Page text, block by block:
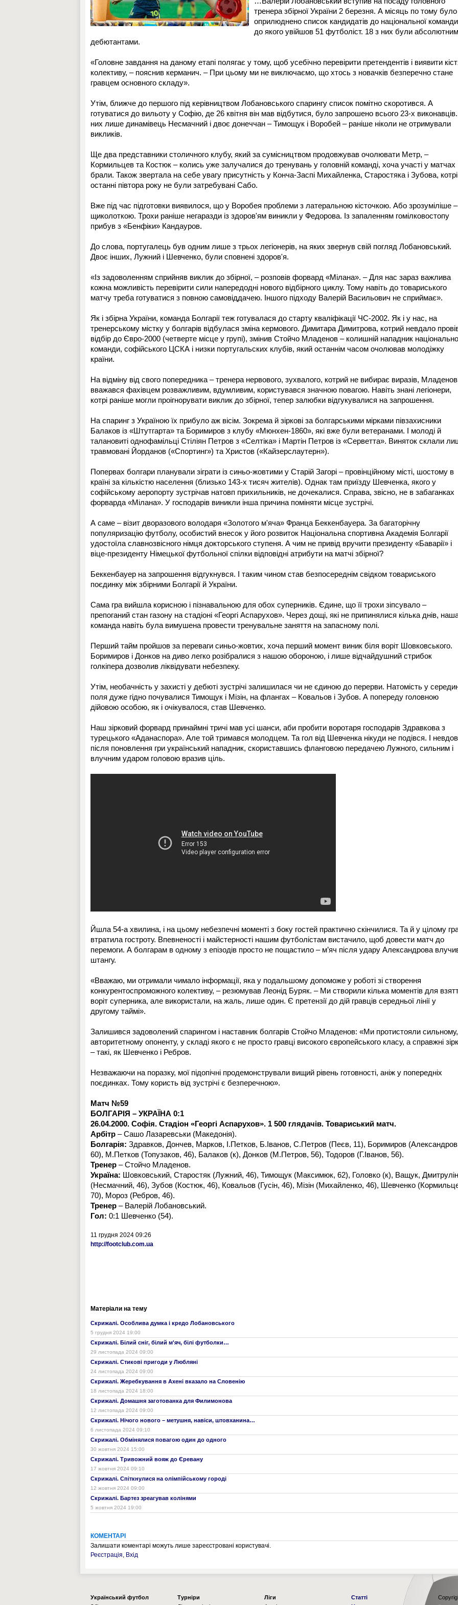
тренера збірної України 2 березня. А місяць по тому було
оприлюднено список кандидатів до національної
до якого увійшов 51 футболіст. 18 з них були
дебютантами.
«Головне завдання на даному етапі полягає у тому, щоб усебічно перевірити претендентів і виявити
колективу, – пояснив керманич. – При цьому ми не виключаємо, що хтось з новачків безперечно стане
гравцем основного складу».
Утім, ближче до першого під керівництвом Лобановського спарингу список помітно скоротився. А
готуватися до вильоту у Софію, де 26 квітня він мав відбутися, було запрошено всього 23-х
них лише динамівець Несмачний і двоє донеччан – Тимощук і Воробей – раніше ніколи не отримували
викликів.
Ще два представники столичного клубу, який за сумісництвом продовжував очолювати Метр, –
Кормильцев та Костюк – колись уже залучалися до тренувань у головній команді, хоча участі у матчах
брали. Також звертала на себе увагу присутність у Конча-Заспі Михайленка, Старостяка і Зубова,
останні півтора року не були затребувані Сабо.
Вже під час підготовки виявилося, що у Воробея проблеми з латеральною кісточкою. Або зрозуміліше –
щиколоткою. Трохи раніше негаразди із здоров'ям виникли у Федорова. Із запаленням гомілковостопу
прибув з «Бенфіки» Кандауров.
До слова, португалець був одним лише з трьох легіонерів, на яких звернув свій погляд Лобановський.
Двоє інших, Лужний і Шевченко, були сповнені здоров'я.
«Із задоволенням сприйняв виклик до збірної, – розповів форвард «Мілана». – Для нас зараз важлива
кожна можливість перевірити сили напередодні нового відбірного циклу. Тому навіть до товариського
матчу треба готуватися з повною самовіддачею. Іншого підходу Валерій Васильович не сприймає».
Як і збірна України, команда Болгарії теж готувалася до старту кваліфікації ЧС-2002. Як і у нас, на
тренерському містку у болгарів відбулася зміна кермового. Димитара Димитрова, котрий невдало
відбір до Євро-2000 (четверте місце у групі), змінив Стойчо Младенов – колишній нападник
команди, софійського ЦСКА і низки португальских клубів, який останнім часом очолював молодіжку
країни.
На відміну від свого попередника – тренера нервового, зухвалого, котрий не вибирає виразів, Младенов
вважався фахівцем розважливим, вдумливим, користувався значною повагою. Навіть знані легіонери,
котрі раніше могли проігнорувати виклик до збірної, тепер залюбки відгукувалися на запрошення.
На спаринг з Україною їх прибуло аж вісім. Зокрема й зіркові за болгарськими мірками півзахисники
Балаков із «Штутгарта» та Боримиров з клубу «Мюнхен-1860», які вже були ветеранами. І молоді й
талановиті однофамільці Стіліян Петров з «Селтіка» і Мартін Петров із «Серветта». Виняток склали
травмовані Йорданов («Спортинг») та Христов («Кайзерслаутерн»).
Попервах болгари планували зіграти із синьо-жовтими у Старій Загорі – провінційному місті, шостому в
країні за кількістю населення (близько 143-х тисяч жителів). Однак там приїзду Шевченка, якого у
софійському аеропорту зустрічав натовп прихильників, не дочекалися. Справа, звісно, не в забаганках
форварда «Мілана». У господарів виникли інша причина поміняти місце зустрічі.
А саме – візит дворазового володаря «Золотого м'яча» Франца Беккенбауера. За багаторічну
популяризацію футболу, особистий внесок у його розвиток Національна спортивна Академія Болгарії
удостоїла славнозвісного німця докторського ступеня. А чим не привід вручити президенту «Баварії» і
віце-президенту Німецької футбольної спілки відповідні атрибути на матчі збірної?
Беккенбауер на запрошення відгукнувся. І таким чином став безпосереднім свідком товариського
поєдинку між збірними Болгарії й України.
Сама гра вийшла корисною і пізнавальною для обох суперників. Єдине, що її трохи зіпсувало –
препоганий стан газону на стадіоні «Георгі Аспарухов». Через дощі, які не припинялися кілька днів,
команда навіть була вимушена провести тренувальне заняття на запасному полі.
Перший тайм пройшов за переваги синьо-жовтих, хоча перший момент виник біля воріт Шовковського.
Боримиров і Донков на диво легко розібралися з нашою обороною, і лише відчайдушний стрибок
голкіпера дозволив ліквідувати небезпеку.
Утім, необачність у захисті у дебюті зустрічі залишилася чи не єдиною до перерви. Натомість у
поля дуже гідно почувалися Тимощук і Мізін, на флангах – Ковальов і Зубов. А попереду головною
дійовою особою, як і очікувалося, став Шевченко.
Наш зірковий форвард принаймні тричі мав усі шанси, аби пробити воротаря господарів Здравкова з
турецького «Аданаспора». Але той тримався молодцем. Та гол від Шевченка нікуди не подівся. І
після поновлення гри український нападник, скориставшись фланговою передачею Лужного, сильним і
влучним ударом головою вразив ціль.
Йшла 54-а хвилина, і на цьому небезпечні моменті з боку гостей практично скінчилися. Та й у цілому
втратила гостроту. Впевненості і майстерності нашим футболістам вистачило, щоб довести матч до
перемоги. А болгарам в одному з епізодів просто не пощастило – м’яч після удару Александрова
штангу.
«Вважаю, ми отримали чимало інформації, яка у подальшому допоможе у роботі зі створення
конкурентоспроможного колективу, – резюмував Леонід Буряк. – Ми створили кілька моментів для
воріт суперника, але використали, на жаль, лише один. Є претензії до дій гравців середньої лінії у
другому таймі».
Залишився задоволений спарингом і наставник болгарів Стойчо Младенов: «Ми протистояли сильному,
авторитетному опоненту, у складі якого є не просто гравці високого європейського класу, а справжні
– такі, як Шевченко і Ребров.
Незважаючи на поразку, мої підопічні продемонстрували вищий рівень готовності, аніж у попередніх
поєдинках. Тому користь від зустрічі є безперечною».
Матч №59
БОЛГАРІЯ – УКРАЇНА 0:1
26.04.2000. Софія. Стадіон «Георгі Аспарухов». 1 500 глядачів. Товариський матч.
Арбітр – Сашо Лазаревськи (Македонія).
Болгарія: Здравков, Дончев, Марков, І.Петков, Б.Іванов, С.Петров (Пеєв, 11), Боримиров
60), М.Петков (Топузаков, 46), Балаков (к), Донков (М.Петров, 56), Тодоров (Г.Іванов, 56).
Тренер – Стойчо Младенов.
Україна: Шовковський, Старостяк (Лужний, 46), Тимощук (Максимюк, 62), Головко (к), Ващук, Дмитрулін
(Несмачний, 46), Зубов (Костюк, 46), Ковальов (Гусін, 46), Мізін (Михайленко, 46), Шевченко
70), Мороз (Ребров, 46).
Тренер – Валерій Лобановський.
Гол: 0:1 Шевченко (54).
11 грудня 2024 09:26
http://footclub.com.ua
Матеріали на тему
Скрижалі. Особлива думка і кредо Лобановського
5 грудня 2024 19:00
Скрижалі. Білий сніг, білий м'яч, білі футболки…
29 листопада 2024 09:00
Скрижалі. Стикові пригоди у Любляні
24 листопада 2024 09:00
Скрижалі. Жеребкування в Ахені вказало на Словенію
18 листопада 2024 18:00
Скрижалі. Домашня заготованка для Филимонова
12 листопада 2024 09:00
Скрижалі. Нічого нового – метушня, навіси, штовханина…
6 листопада 2024 09:10
Скрижалі. Обмінялися повагою один до одного
30 жовтня 2024 15:00
Скрижалі. Тривожний вояж до Єревану
17 жовтня 2024 09:10
Скрижалі. Спіткнулися на олімпійському городі
12 жовтня 2024 09:00
Скрижалі. Бартез зреагував колінями
5 жовтня 2024 19:00
КОМЕНТАРІ
Залишати коментарі можуть лише зареєстровані користувачі.
Реєстрація, Вхід
Українcький футбол
Турніри
Ліги
Статті